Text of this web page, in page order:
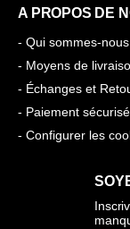
A PROPOS DE
- Qui sommes-
- Moyens de
- Échanges et
- Paiement sécurisé
- Configurer les